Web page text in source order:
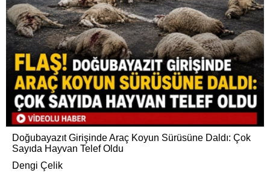
Doğubayazıt Girişinde Araç Koyun Sürüsüne Daldı: Çok
Sayıda Hayvan Telef Oldu
Dengi Çelik